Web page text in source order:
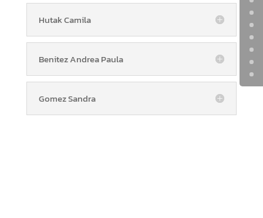
Hutak Camila
Benitez Andrea Paula
Gomez Sandra